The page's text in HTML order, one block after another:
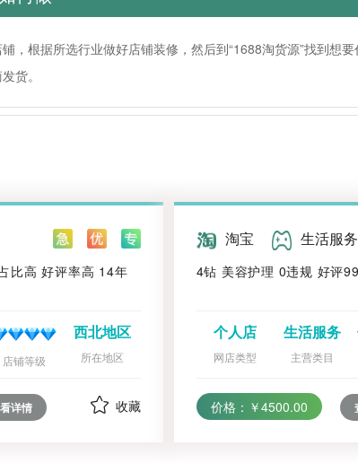
，根据所选行业做好店铺装修，然后到“1688淘货源”找到想
货。
比高 好评率高 14年
店铺等级
西北地区
所在地区
详情 收藏
淘宝 生活服务
4钻 美容护理 0违规 好评
个人店
网店类型
生活服务
主营类目
价格：￥4500.00